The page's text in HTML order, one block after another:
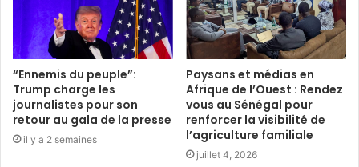
“Ennemis du peuple”:
Trump charge les
journalistes pour son
retour au gala de la presse
il y a 2 semaines
Paysans et médias en
Afrique de l’Ouest : Rendez
vous au Sénégal pour
renforcer la visibilité de
l’agriculture familiale
juillet 4, 2026